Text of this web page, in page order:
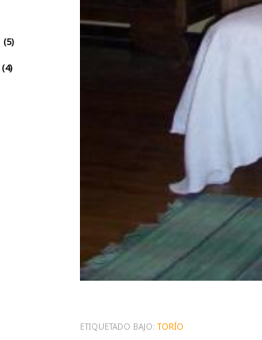
ETIQUETADO BAJO: TORÍO
(5)
(4)